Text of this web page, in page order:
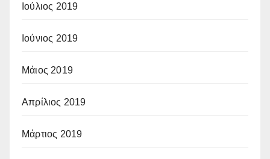
Ιούλιος 2019
Ιούνιος 2019
Μάιος 2019
Απρίλιος 2019
Μάρτιος 2019